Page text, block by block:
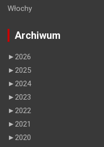
Włochy
Archiwum
►2026
►2025
►2024
►2023
►2022
►2021
►2020